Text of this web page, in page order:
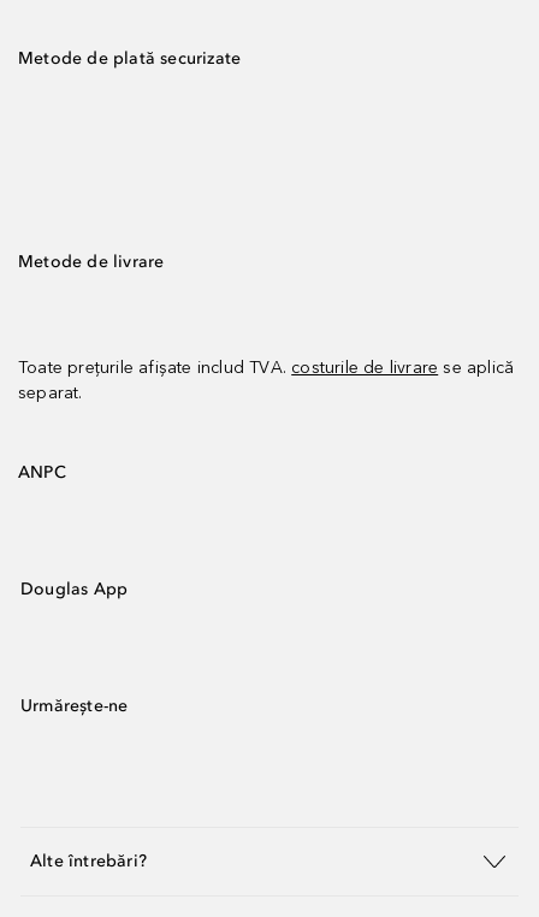
Metode de plată securizate
Metode de livrare
Toate prețurile afișate includ TVA. costurile de livrare se aplică
separat.
ANPC
Douglas App
Urmărește-ne
Alte întrebări?